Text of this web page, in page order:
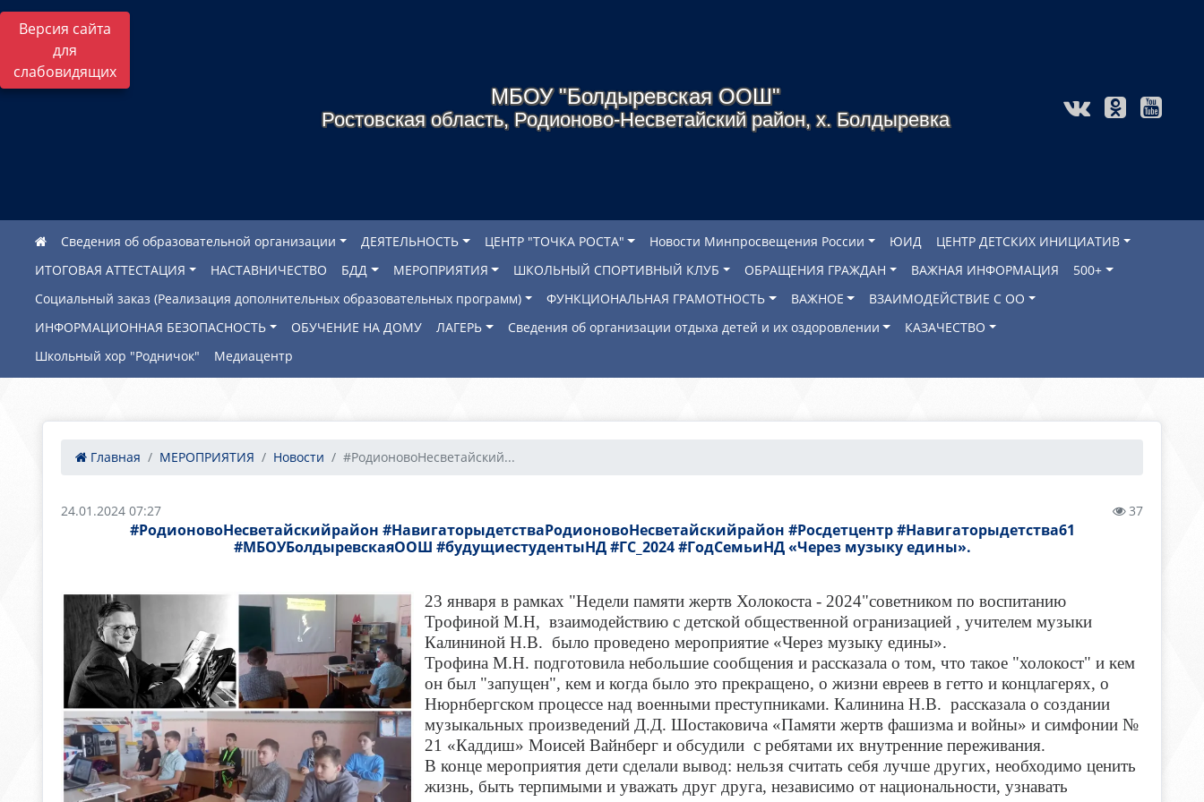
Версия сайта
для
слабовидящих
МБОУ "Болдыревская ООШ"
Ростовская область, Родионово-Несветайский район, х. Болдыревка
Сведения об образовательной организации ДЕЯТЕЛЬНОСТЬ ЦЕНТР "ТОЧКА РОСТА" Новости Минпросвещения России ЮИД
ЦЕНТР ДЕТСКИХ ИНИЦИАТИВ
ИТОГОВАЯ АТТЕСТАЦИЯ
НАСТАВНИЧЕСТВО БДД МЕРОПРИЯТИЯ ШКОЛЬНЫЙ СПОРТИВНЫЙ КЛУБ ОБРАЩЕНИЯ ГРАЖДАН ВАЖНАЯ ИНФОРМАЦИЯ
500+
Социальный заказ (Реализация дополнительных образовательных программ)
ФУНКЦИОНАЛЬНАЯ ГРАМОТНОСТЬ ВАЖНОЕ
ВЗАИМОДЕЙСТВИЕ С ОО
ИНФОРМАЦИОННАЯ БЕЗОПАСНОСТЬ
ОБУЧЕНИЕ НА ДОМУ ЛАГЕРЬ Сведения об организации отдыха детей и их оздоровлении
КАЗАЧЕСТВО
Школьный хор "Родничок"
Медиацентр
Главная МЕРОПРИЯТИЯ Новости #РодионовоНесветайский...
24.01.2024 07:27 37
#РодионовоНесветайскийрайон #НавигаторыдетстваРодионовоНесветайскийрайон #Росдетцентр #Навигаторыдетства61
#МБОУБолдыревскаяООШ #будущиестудентыНД #ГС_2024 #ГодСемьиНД «Через музыку едины».
23 января в рамках "Недели памяти жертв Холокоста - 2024"советником по воспитанию
Трофиной М.Н, взаимодействию с детской общественной огранизацией , учителем музыки
Калининой Н.В. было проведено мероприятие «Через музыку едины».
Трофина М.Н. подготовила небольшие сообщения и рассказала о том, что такое "холокост" и кем
он был "запущен", кем и когда было это прекращено, о жизни евреев в гетто и концлагерях, о
Нюрнбергском процессе над военными преступниками. Калинина Н.В. рассказала о создании
музыкальных произведений Д.Д. Шостаковича «Памяти жертв фашизма и войны» и симфонии №
21 «Каддиш» Моисей Вайнберг и обсудили с ребятами их внутренние переживания.
В конце мероприятия дети сделали вывод: нельзя считать себя лучше других, необходимо ценить
жизнь, быть терпимыми и уважать друг друга, независимо от национальности, узнавать